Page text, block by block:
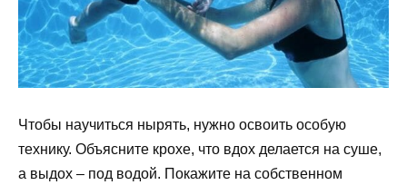
Чтобы научиться нырять, нужно освоить особую
технику. Объясните крохе, что вдох делается на суше,
а выдох – под водой. Покажите на собственном